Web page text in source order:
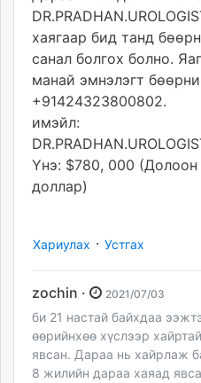
хаягаар бид танд
санал болгох болно.
манай эмнэлэгт
+91424323800802.
имэйл:
Yнэ: $780, 000 (Долоон
доллар)
Хариулах · Устгах
zochin · 2021/07/03
би 21 настай байхдаа
өөрийнхөө хүслээр
явсан. Дараа нь хайрлаж
8 жилийн дараа хаяад